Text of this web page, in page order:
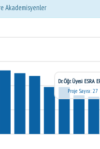
Akademisyenler
Dr. Öğr. Üyesi ESRA
Proje Sayısı: 27